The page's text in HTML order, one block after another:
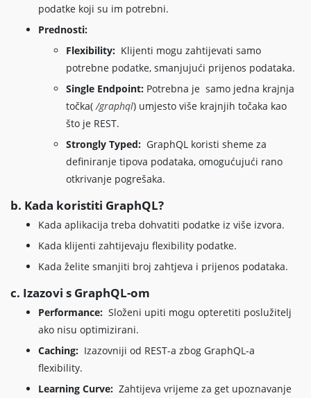
podatke koji su im potrebni.
Prednosti:
Flexibility: Klijenti mogu zahtijevati samo
potrebne podatke, smanjujući prijenos podataka.
Single Endpoint: Potrebna je samo jedna krajnja
točka(/graphql) umjesto više krajnjih točaka kao
što je REST.
Strongly Typed: GraphQL koristi sheme za
definiranje tipova podataka, omogućujući rano
otkrivanje pogrešaka.
b. Kada koristiti GraphQL?
Kada aplikacija treba dohvatiti podatke iz više izvora.
Kada klijenti zahtijevaju flexibility podatke.
Kada želite smanjiti broj zahtjeva i prijenos podataka.
c. Izazovi s GraphQL-om
Performance: Složeni upiti mogu opteretiti poslužitelj
ako nisu optimizirani.
Caching: Izazovniji od REST-a zbog GraphQL-a
flexibility.
Learning Curve: Zahtijeva vrijeme za get upoznavanje